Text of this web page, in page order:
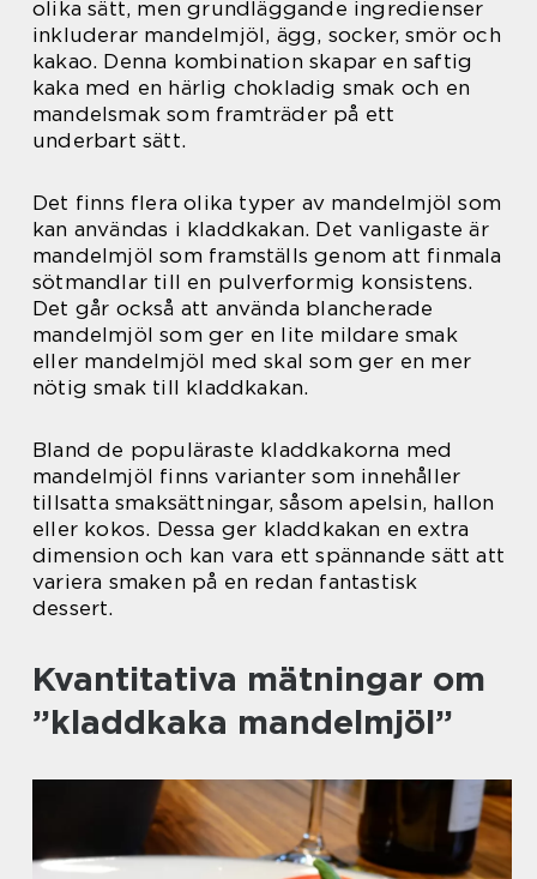
olika sätt, men grundläggande ingredienser
inkluderar mandelmjöl, ägg, socker, smör och
kakao. Denna kombination skapar en saftig
kaka med en härlig chokladig smak och en
mandelsmak som framträder på ett
underbart sätt.
Det finns flera olika typer av mandelmjöl som
kan användas i kladdkakan. Det vanligaste är
mandelmjöl som framställs genom att finmala
sötmandlar till en pulverformig konsistens.
Det går också att använda blancherade
mandelmjöl som ger en lite mildare smak
eller mandelmjöl med skal som ger en mer
nötig smak till kladdkakan.
Bland de populäraste kladdkakorna med
mandelmjöl finns varianter som innehåller
tillsatta smaksättningar, såsom apelsin, hallon
eller kokos. Dessa ger kladdkakan en extra
dimension och kan vara ett spännande sätt att
variera smaken på en redan fantastisk
dessert.
Kvantitativa mätningar om
”kladdkaka mandelmjöl”